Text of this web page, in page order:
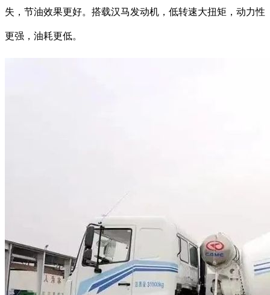
失，节油效果更好。搭载汉马发动机，低转速大扭矩，动力性
更强，油耗更低。